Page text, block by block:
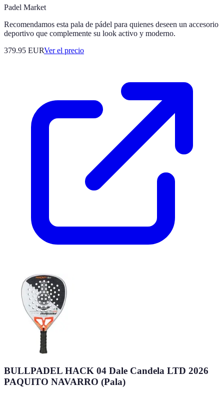
Padel Market
Recomendamos esta pala de pádel para quienes deseen un accesorio
deportivo que complemente su look activo y moderno.
379.95 EURVer el precio
BULLPADEL HACK 04 Dale Candela LTD 2026
PAQUITO NAVARRO (Pala)